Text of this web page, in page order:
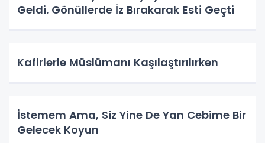
Geldi. Gönüllerde İz Bırakarak Esti Geçti
Kafirlerle Müslümanı Kaşılaştırılırken
İstemem Ama, Siz Yine De Yan Cebime Bir
Gelecek Koyun